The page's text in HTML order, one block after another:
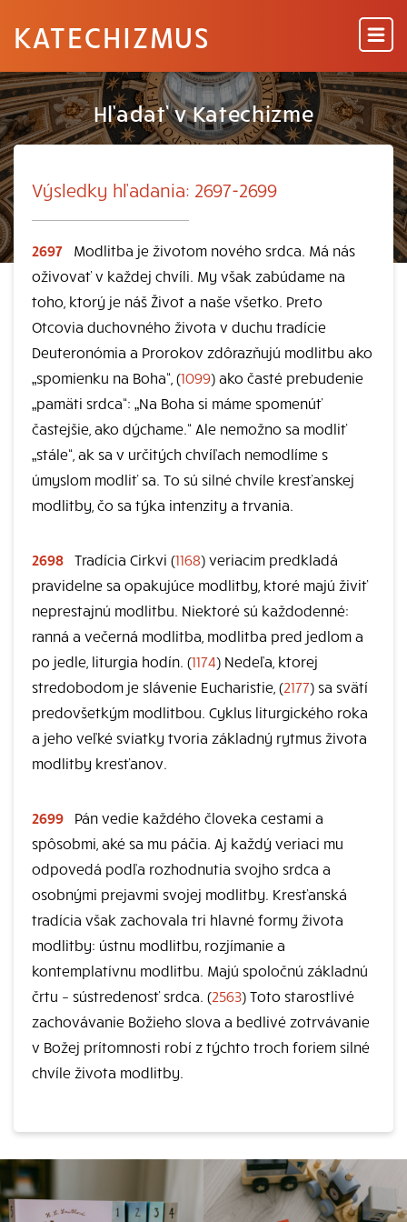
KATECHIZMUS
Hľadať v Katechizme
Výsledky hľadania: 2697-2699
2697
Modlitba je životom nového srdca. Má nás
oživovať v každej chvíli. My však zabúdame na
toho, ktorý je náš Život a naše všetko. Preto
Otcovia duchovného života v duchu tradície
Deuteronómia a Prorokov zdôrazňujú modlitbu ako
„spomienku na Boha“, (1099) ako časté prebudenie
„pamäti srdca“: „Na Boha si máme spomenúť
častejšie, ako dýchame.“ Ale nemožno sa modliť
„stále“, ak sa v určitých chvíľach nemodlíme s
úmyslom modliť sa. To sú silné chvíle kresťanskej
modlitby, čo sa týka intenzity a trvania.
2698 Tradícia Cirkvi (1168) veriacim predkladá
pravidelne sa opakujúce modlitby, ktoré majú živiť
neprestajnú modlitbu. Niektoré sú každodenné:
ranná a večerná modlitba, modlitba pred jedlom a
po jedle, liturgia hodín. (1174) Nedeľa, ktorej
stredobodom je slávenie Eucharistie, (2177) sa svätí
predovšetkým modlitbou. Cyklus liturgického roka
a jeho veľké sviatky tvoria základný rytmus života
modlitby kresťanov.
2699
Pán vedie každého človeka cestami a
spôsobmi, aké sa mu páčia. Aj každý veriaci mu
odpovedá podľa rozhodnutia svojho srdca a
osobnými prejavmi svojej modlitby. Kresťanská
tradícia však zachovala tri hlavné formy života
modlitby: ústnu modlitbu, rozjímanie a
kontemplatívnu modlitbu. Majú spoločnú základnú
črtu – sústredenosť srdca. (2563) Toto starostlivé
zachovávanie Božieho slova a bedlivé zotrvávanie
v Božej prítomnosti robí z týchto troch foriem silné
chvíle života modlitby.